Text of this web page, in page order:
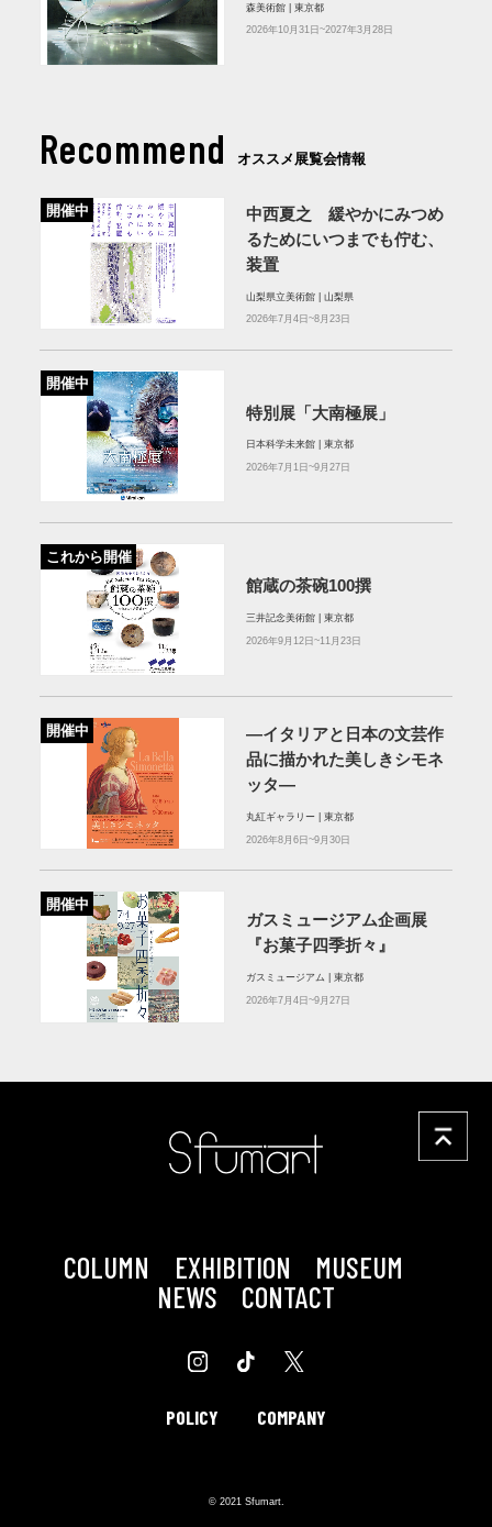
森美術館 | 東京都
2026年10月31日~2027年3月28日
Recommend オススメ展覧会情報
開催中
中西夏之 緩やかにみつめ
るためにいつまでも佇む、
装置
山梨県立美術館 | 山梨県
2026年7月4日~8月23日
開催中
特別展「大南極展」
日本科学未来館 | 東京都
2026年7月1日~9月27日
これから開催
館蔵の茶碗100撰
三井記念美術館 | 東京都
2026年9月12日~11月23日
開催中
—イタリアと日本の文芸作
品に描かれた美しきシモネ
ッタ—
丸紅ギャラリー | 東京都
2026年8月6日~9月30日
開催中
ガスミュージアム企画展
『お菓子四季折々』
ガスミュージアム | 東京都
2026年7月4日~9月27日
COLUMN EXHIBITION
MUSEUM
NEWS
CONTACT
POLICY COMPANY
© 2021 Sfumart.